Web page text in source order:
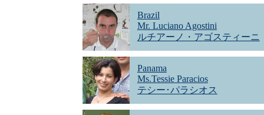
Brazil
Mr. Luciano Agostini
ルチアーノ・アゴスティーニ
Panama
Ms.Tessie Paracios
テシー･パラシオス